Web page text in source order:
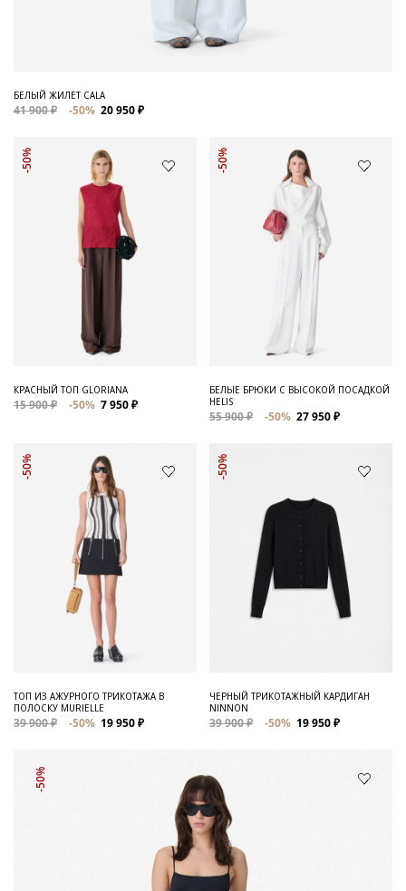
БЕЛЫЙ ЖИЛЕТ CALA
41 900 ₽ -50% 20 950 ₽
-50%
КРАСНЫЙ ТОП GLORIANA
15 900 ₽ -50% 7 950 ₽
-50%
БЕЛЫЕ БРЮКИ С ВЫСОКОЙ ПОСАДКОЙ
HELIS
55 900 ₽ -50% 27 950 ₽
-50%
ТОП ИЗ АЖУРНОГО ТРИКОТАЖА В
ПОЛОСКУ MURIELLE
39 900 ₽ -50% 19 950 ₽
-50%
ЧЕРНЫЙ ТРИКОТАЖНЫЙ КАРДИГАН
NINNON
39 900 ₽ -50% 19 950 ₽
-50%